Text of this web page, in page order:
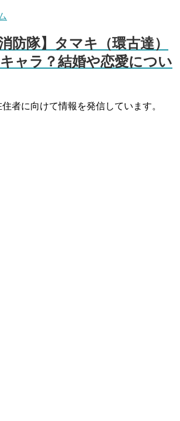
防隊】タマキ（環古達）
ャラ？結婚や恋愛につい
者に向けて情報を発信しています。